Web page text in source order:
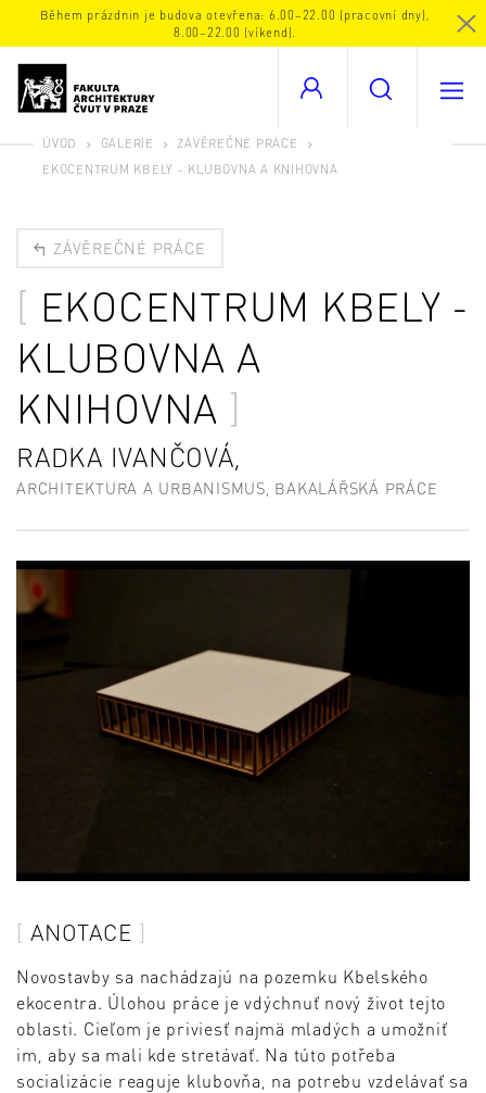
Během prázdnin je budova otevřena: 6.00–22.00 (pracovní dny),
8.00–22.00 (víkend).
ÚVOD GALERIE
ZÁVĚREČNÉ PRÁCE
EKOCENTRUM KBELY - KLUBOVNA A KNIHOVNA
ZÁVĚREČNÉ PRÁCE
EKOCENTRUM KBELY -
KLUBOVNA A
KNIHOVNA
RADKA IVANČOVÁ,
ARCHITEKTURA A URBANISMUS, BAKALÁŘSKÁ PRÁCE
ANOTACE
Novostavby sa nachádzajú na pozemku Kbelského
ekocentra. Úlohou práce je vdýchnuť nový život tejto
oblasti. Cieľom je priviesť najmä mladých a umožniť
im, aby sa mali kde stretávať. Na túto potřeba
socializácie reaguje klubovňa, na potrebu vzdelávať sa